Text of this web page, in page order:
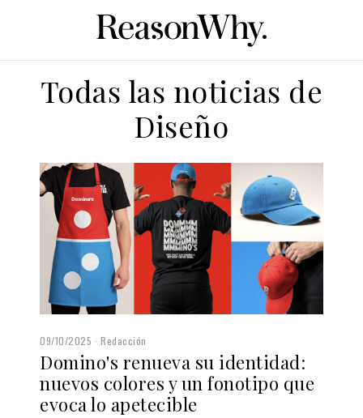
Todas las noticias de
Diseño
09/10/2025 Redacción
Domino's renueva su identidad:
nuevos colores y un fonotipo que
evoca lo apetecible